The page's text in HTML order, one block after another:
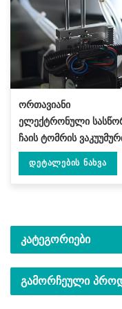
ორთავიანი
ელექტრონული
ჩაის ტომრის
დალუქვის მანქანა DL-
DZK-2S-A
Დეტალების Ნახვა
ᲙᲐᲢᲔᲒᲝᲠᲘᲔᲑᲘ
ᲒᲐᲛᲝᲠᲩᲔᲣᲚᲘ